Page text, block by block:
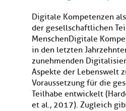
Digitale Kompetenzen
der gesellschaftlichen
MenschenDigitale
in den letzten
zunehmenden
Aspekte der Lebenswelt
Voraussetzung für die
Teilhabe entwickelt
et al., 2017). Zugleich